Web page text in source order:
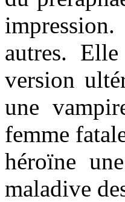
autres.
version
une
femme
héroïne
maladive